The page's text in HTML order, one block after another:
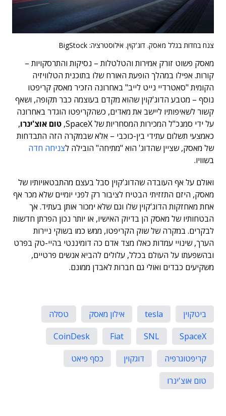
צנח בחדות בגלל מאסק. דוג'קוין. אילוסטרציה: BigStock
מאסק פשוט זורק אמירות והטלטלות – נסיקות והתרסקויות –
קורות. אפילו במהלך הופעת האורח שלו בתוכנית הטלוויזיה
הקומית "סאטרדיי נייט לייב" באחרונה הזכיר מאסק קריפטו
נוסף – מטבע הדוג'קוין שהוא מקדם בעוצמה כבר תקופה, ושאף
קשור לשאיפותיו ליישב את מאדים, כשהקריפטו הוגדר באחרונה
על ידי סמנכ"ל המכירות המסחריות של SpaceX,
טום אוצ'ינרו,
כאמצעי תשלום עתידי בין-כוכבי – אלא שבמקרה הזה התבדחות
של מאסק, שציין שהדוג' הוא "מתיחה" הובילה לצניחה חדה
בשוויו.
ואולם על אף העובדה שהדוג'קוין סבל בעצם מהתבטאויותיו של
מאסק, היזם התזזיתי הבטיח לציבור רק לפני יומיים שלא מכר אף
אחת מאחזקות הדוג'קוין שלו וגם שלא ימכור אותן בעתיד. אך
הבטחותיו של מאסק הן בדיוק האישיו, או יותר נכון הפרתן חדשות
לבקרים. במקרה של שוק הקריפטו, ממש כמו בשוקי ניירות
הערך, שינויי עמדות כאלו מצד אדם כה דומיננטי בהיי-טק בפרט
ובהשפעתו על העולם בכלל, עלולים להביא אנשים פרטיים,
משקיעים כבדים ואולי גם חברות לאבדן ממונם.
ביטקוין tesla אילון מאסק
טסלה
SpaceX
SNL
Fiat
CoinDesk
קריפטוגרפיה
דוגקוין
כסף פיאט
טום אוצ'ינרו